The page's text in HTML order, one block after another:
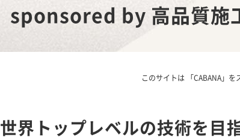
sponsored by 高品質施
このサイトは 「CABANA」
世界トップレベルの技術を目